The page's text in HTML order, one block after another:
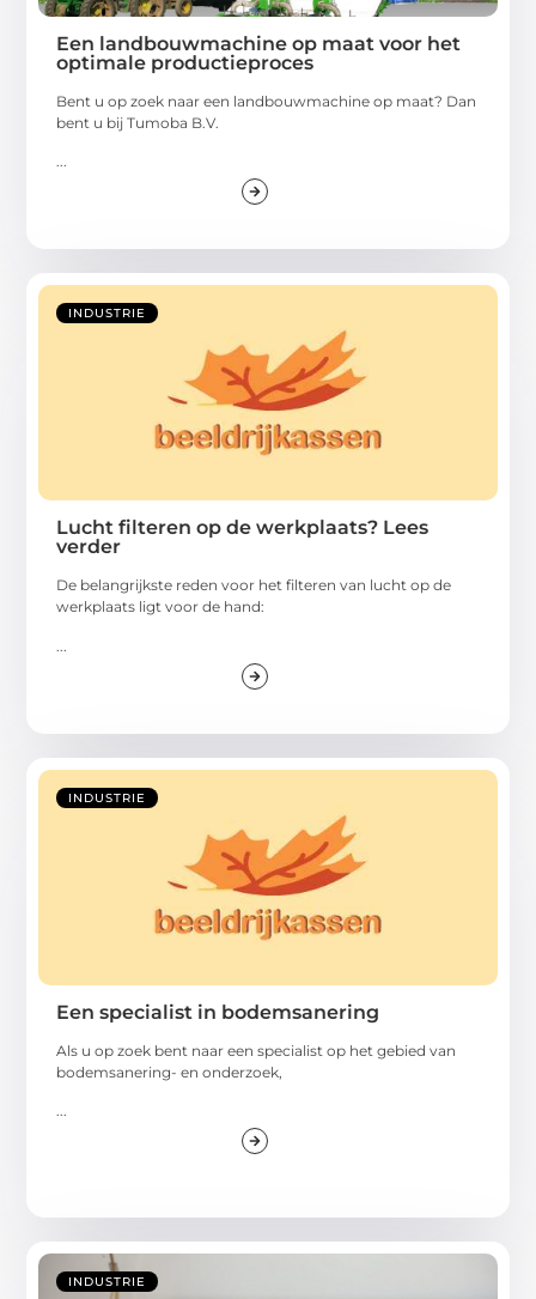
Een landbouwmachine op maat voor het
optimale productieproces
Bent u op zoek naar een landbouwmachine op maat? Dan
bent u bij Tumoba B.V.
...
INDUSTRIE
Lucht filteren op de werkplaats? Lees
verder
De belangrijkste reden voor het filteren van lucht op de
werkplaats ligt voor de hand:
INDUSTRIE
Een specialist in bodemsanering
Als u op zoek bent naar een specialist op het gebied van
bodemsanering- en onderzoek,
...
INDUSTRIE